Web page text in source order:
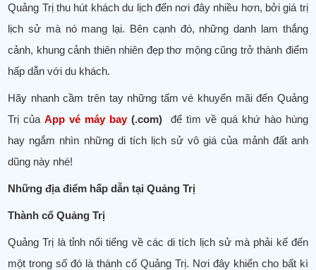
Quảng Trị thu hút khách du lịch đến nơi đây nhiều hơn, bởi giá trị
lịch sử mà nó mang lại. Bên cạnh đó, những danh lam thắng
cảnh, khung cảnh thiên nhiên đẹp thơ mộng cũng trở thành điểm
hấp dẫn với du khách.
Hãy nhanh cầm trên tay những tấm vé khuyến mãi đến Quảng
Trị củaApp vé máy bay(.com) để tìm về quá khứ hào hùng
hay ngắm nhìn những di tích lịch sử vô giá của mảnh đất anh
dũng này nhé!
Những địa điểm hấp dẫn tại Quảng Trị
Thành cổ Quảng Trị
Quảng Trị là tỉnh nổi tiếng về các di tích lịch sử mà phải kể đến
một trong số đó là thành cổ Quảng Trị. Nơi đây khiến cho bất kì